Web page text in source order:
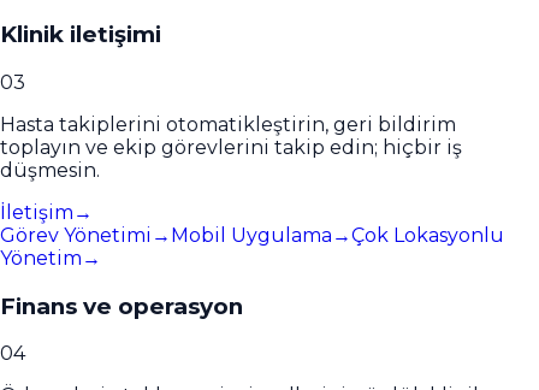
Klinik iletişimi
03
Hasta takiplerini otomatikleştirin, geri bildirim
toplayın ve ekip görevlerini takip edin; hiçbir iş
düşmesin.
İletişim →
Görev Yönetimi → Mobil Uygulama →Çok Lokasyonlu
Yönetim →
Finans ve operasyon
04